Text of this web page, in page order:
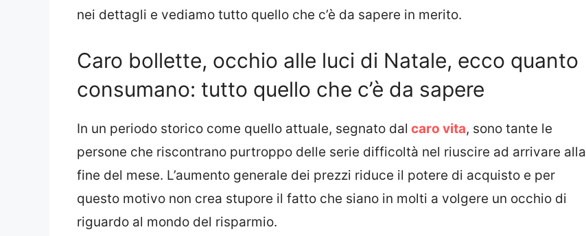
nei dettagli e vediamo tutto quello che c’è da sapere in merito.
Caro bollette, occhio alle luci di Natale, ecco quanto
consumano: tutto quello che c’è da sapere
In un periodo storico come quello attuale, segnato dal caro vita, sono tante le
persone che riscontrano purtroppo delle serie difficoltà nel riuscire ad arrivare alla
fine del mese. L’aumento generale dei prezzi riduce il potere di acquisto e per
questo motivo non crea stupore il fatto che siano in molti a volgere un occhio di
riguardo al mondo del risparmio.